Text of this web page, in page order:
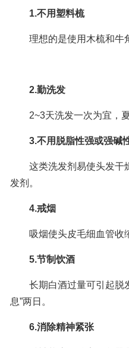
1.不用塑料梳
理想的是使用木梳和牛角
2.勤洗发
2~3天洗发一次为宜，夏
3.不用脱脂性强或强碱
这类洗发剂易使头发干燥
发剂。
4.戒烟
吸烟使头皮毛细血管收缩
5.节制饮酒
长期白酒过量可引起脱发
息”两日。
6.消除精神紧张